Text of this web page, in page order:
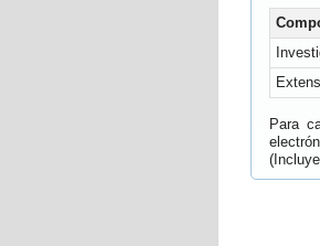
Para